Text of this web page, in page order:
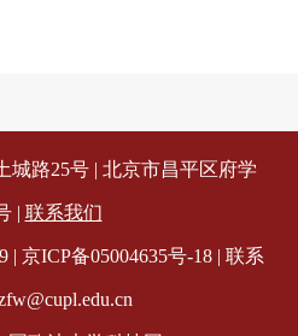
城路25号 | 北京市昌平区府学
| 联系我们
| 京ICP备05004635号-18 | 联系